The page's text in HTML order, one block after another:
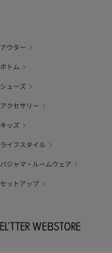
アウター
ボトム
シューズ
アクセサリー
キッズ
ライフスタイル
パジャマ・ルームウェア
セットアップ